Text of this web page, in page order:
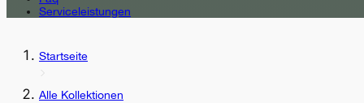
Serviceleistungen
Startseite
Alle Kollektionen